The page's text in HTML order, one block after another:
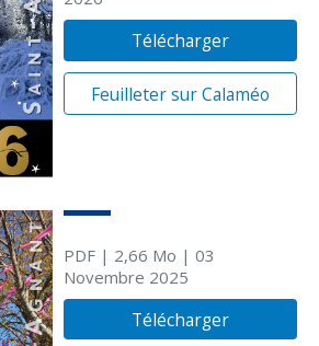
Télécharger
Feuilleter sur Calaméo
PDF| 2,66 Mo | 03
Novembre 2025
Télécharger